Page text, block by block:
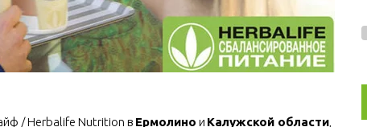
/ Herbalife Nutrition в Ермолино и Калужской области,